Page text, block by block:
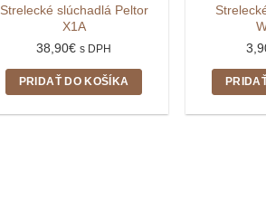
Strelecké slúchadlá Peltor
X1A
38,90€ s DPH
PRIDAŤ DO KOŠÍKA